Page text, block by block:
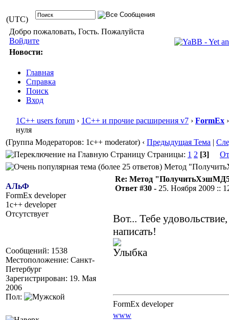
(UTC)
Добро пожаловать, Гость. Пожалуйста
Войдите
Новости:
Главная
Справка
Поиск
Вход
1С++ users forum › 1С++ и прочие расширения v7 › FormEx
нуля
(Группа Модераторов: 1c++ moderator) ‹ Предыдущая Тема |
Страницы: 1 2 [3]
Метод
АЛьФ
FormEx developer
1c++ developer
Отсутствует
Сообщений: 1538
Местоположение: Санкт-
Петербург
Зарегистрирован: 19. Мая
2006
Пол:
Re: Метод
Ответ #30 - 25. Ноября 2009 ::
Вот... Тебе
написать!
FormEx developer
www